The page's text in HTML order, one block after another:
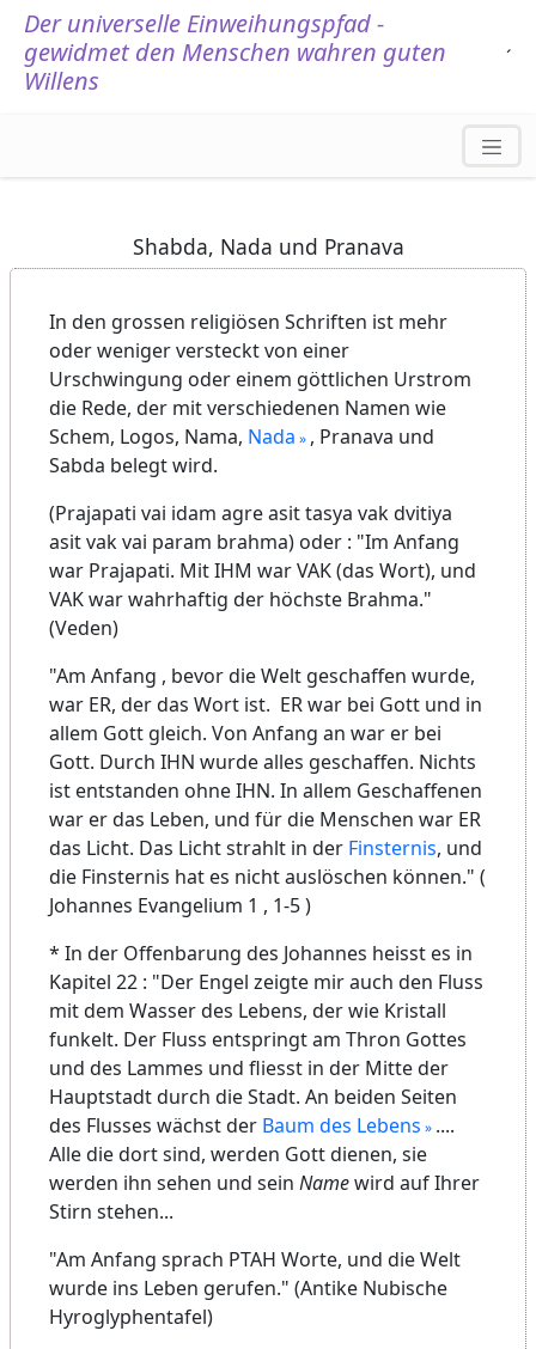
Der universelle Einweihungspfad -
gewidmet den Menschen wahren guten
Willens
´
Shabda, Nada und Pranava
In den grossen religiösen Schriften ist mehr
oder weniger versteckt von einer
Urschwingung oder einem göttlichen Urstrom
die Rede, der mit verschiedenen Namen wie
Schem, Logos, Nama, Nada
, Pranava und
Sabda belegt wird.
(Prajapati vai idam agre asit tasya vak dvitiya
asit vak vai param brahma) oder : "Im Anfang
war Prajapati. Mit IHM war VAK (das Wort), und
VAK war wahrhaftig der höchste Brahma."
(Veden)
"Am Anfang , bevor die Welt geschaffen wurde,
war ER, der das Wort ist. ER war bei Gott und in
allem Gott gleich. Von Anfang an war er bei
Gott. Durch IHN wurde alles geschaffen. Nichts
ist entstanden ohne IHN. In allem Geschaffenen
war er das Leben, und für die Menschen war ER
das Licht. Das Licht strahlt in der Finsternis, und
die Finsternis hat es nicht auslöschen können." (
Johannes Evangelium 1 , 1-5 )
* In der Offenbarung des Johannes heisst es in
Kapitel 22 : "Der Engel zeigte mir auch den Fluss
mit dem Wasser des Lebens, der wie Kristall
funkelt. Der Fluss entspringt am Thron Gottes
und des Lammes und fliesst in der Mitte der
Hauptstadt durch die Stadt. An beiden Seiten
des Flusses wächst der Baum des Lebens
....
Alle die dort sind, werden Gott dienen, sie
werden ihn sehen und sein Namewird auf Ihrer
Stirn stehen...
"Am Anfang sprach PTAH Worte, und die Welt
wurde ins Leben gerufen." (Antike Nubische
Hyroglyphentafel)